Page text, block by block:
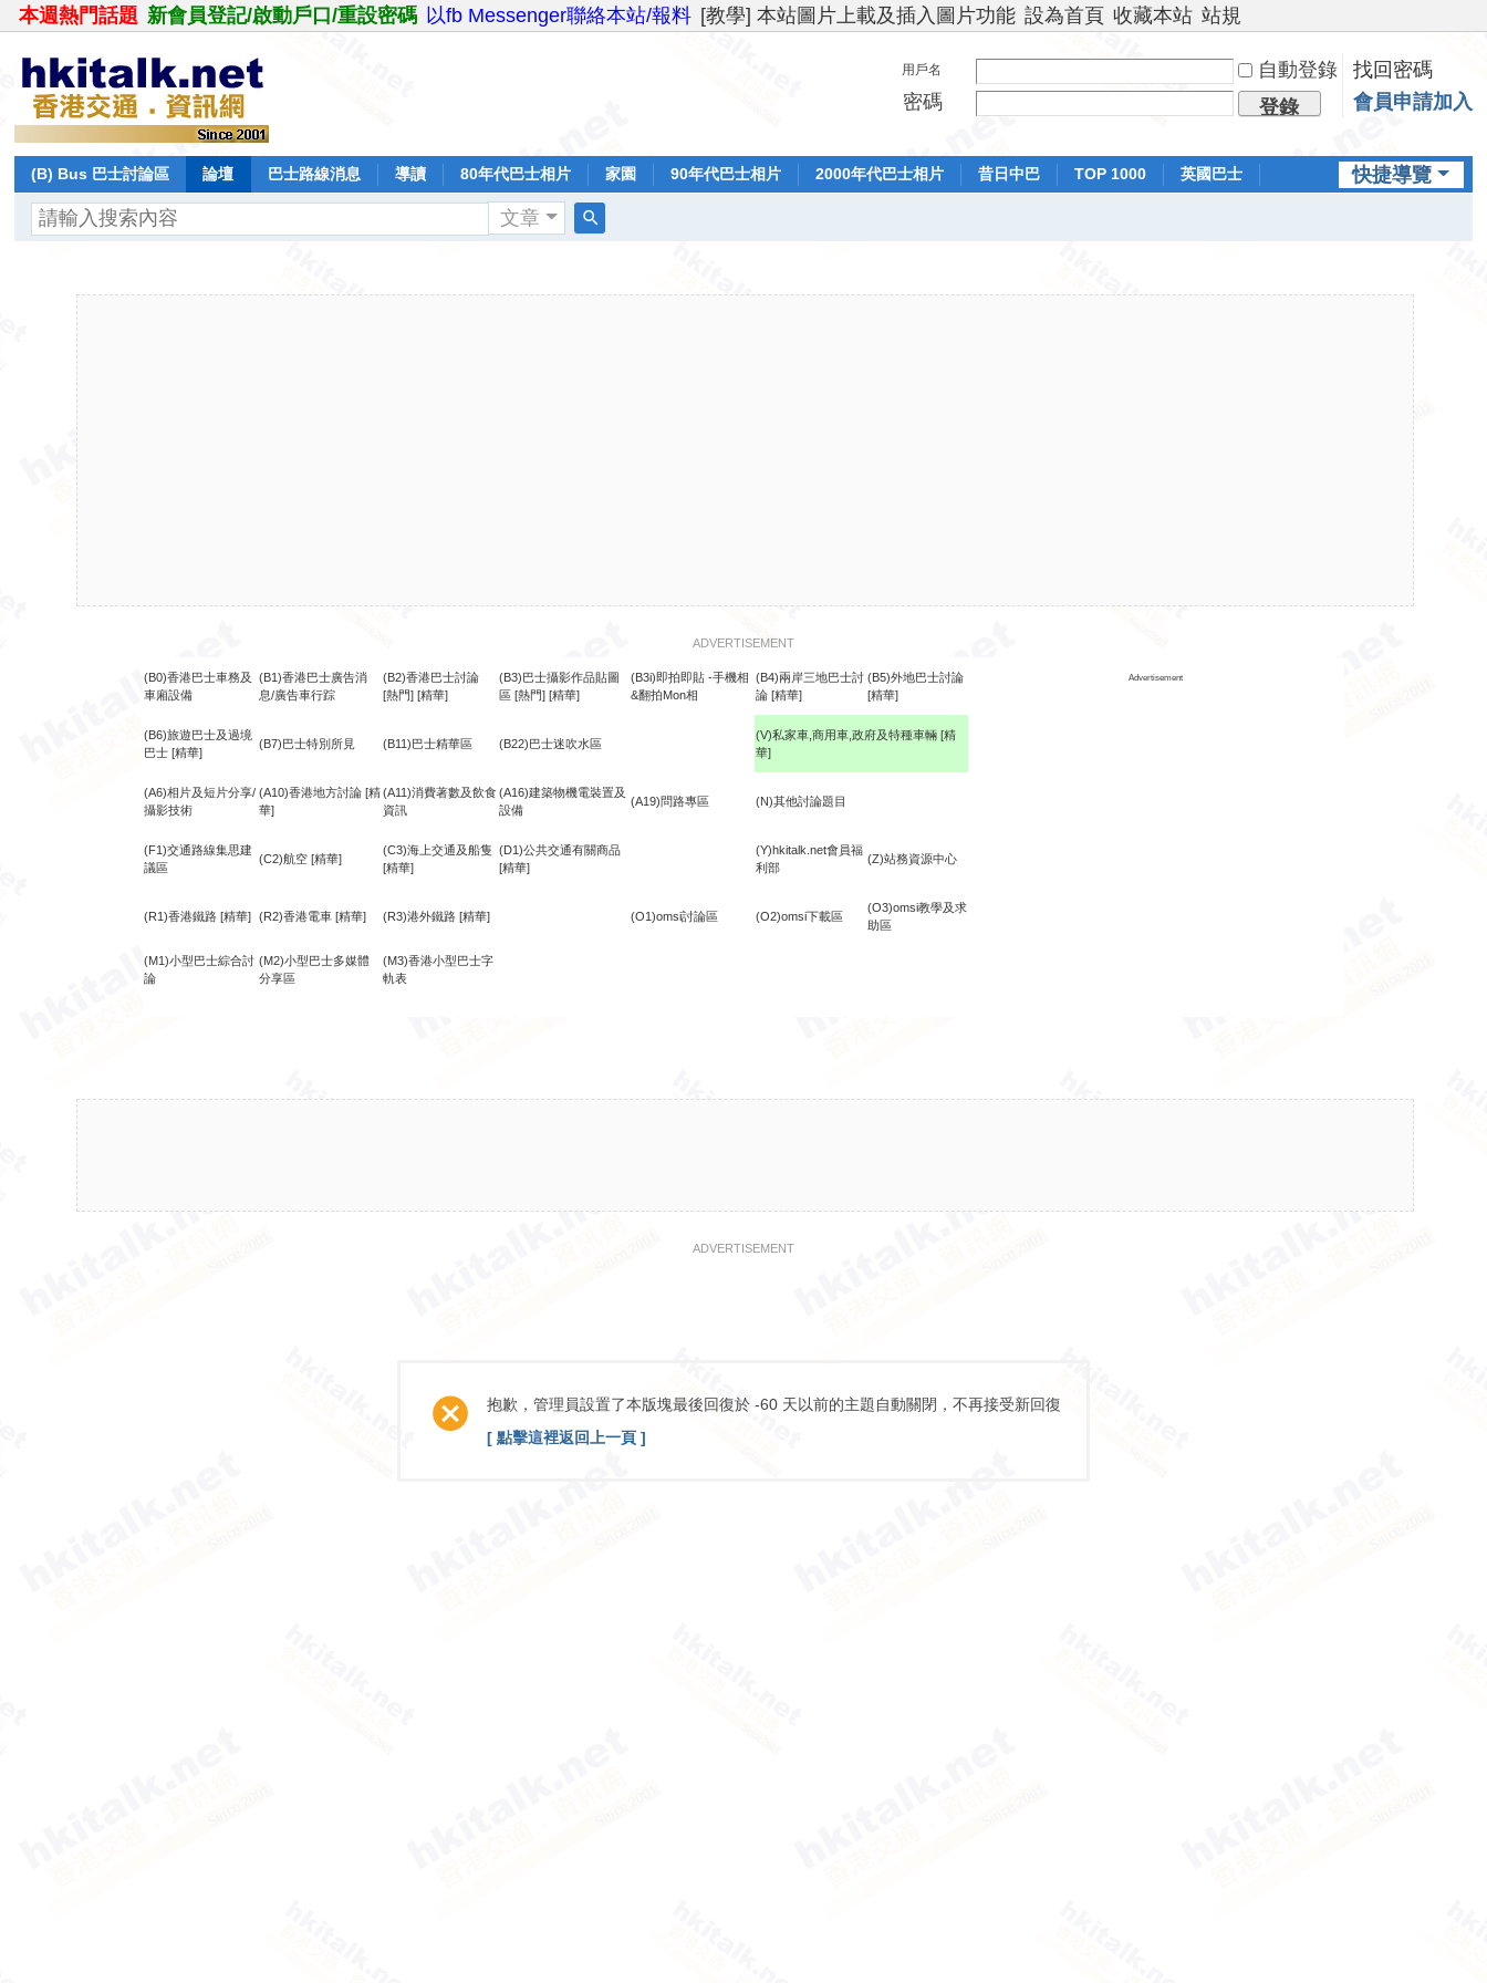
本週熱門話題 新會員登記/啟動戶口/重設密碼 以fb Messenger聯絡本站/報料 [教學] 本站圖片上載及插入圖片功能 設為首頁 收藏本站 站規
用戶名 自動登錄
找回密碼
密碼
登錄 會員申請加入
快捷導覽
(B) Bus 巴士討論區 論壇 巴士路線消息 導讀 80年代巴士相片 家園 90年代巴士相片 2000年代巴士相片 昔日中巴 TOP 1000
英國巴士
文章
ADVERTISEMENT
(B0)香港巴士車務及
車廂設備
(B1)香港巴士廣告消
息/廣告車行踪
(B2)香港巴士討論
[熱門] [精華]
(B3)巴士攝影作品貼圖
區 [熱門] [精華]
(B3i)即拍即貼 -手機相
&翻拍Mon相
(B4)兩岸三地巴士討
論 [精華]
(B5)外地巴士討論
[精華]
Advertisement
(B6)旅遊巴士及過境
巴士 [精華]
(B7)巴士特別所見 (B11)巴士精華區 (B22)巴士迷吹水區
(V)私家車,商用車,政府及特種車輛 [精
華]
(A6)相片及短片分享/
攝影技術
(A10)香港地方討論 [精
華]
(A11)消費著數及飲食
資訊
(A16)建築物機電裝置及
設備
(A19)問路專區 (N)其他討論題目
(F1)交通路線集思建
議區
(C2)航空 [精華]
(C3)海上交通及船隻
[精華]
(D1)公共交通有關商品
[精華]
(Y)hkitalk.net會員福
利部
(Z)站務資源中心
(R1)香港鐵路 [精華] (R2)香港電車 [精華] (R3)港外鐵路 [精華] (O1)omsi討論區 (O2)omsi下載區
(O3)omsi教學及求
助區
(M1)小型巴士綜合討
論
(M2)小型巴士多媒體
分享區
(M3)香港小型巴士字
軌表
ADVERTISEMENT
抱歉，管理員設置了本版塊最後回復於 -60 天以前的主題自動關閉，不再接受新回復
[ 點擊這裡返回上一頁 ]